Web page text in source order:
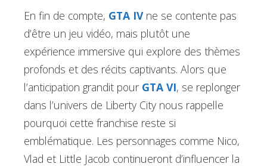
En fin de compte, GTA IVne se contente pas
d’être un jeu vidéo, mais plutôt une
expérience immersive qui explore des thèmes
profonds et des récits captivants. Alors que
l’anticipation grandit pour GTA VI, se replonger
dans l’univers de Liberty City nous rappelle
pourquoi cette franchise reste si
emblématique. Les personnages comme Nico,
Vlad et Little Jacob continueront d’influencer la